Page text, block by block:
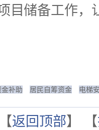
目储备工作，
金补助 居民自筹资金 电梯
【返回顶部】 【